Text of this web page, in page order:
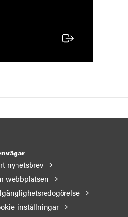
nyhetsbrev
webbplatsen
inställningar